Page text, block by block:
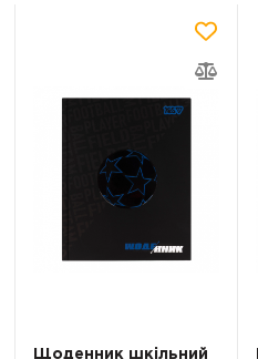
Щоденник шкільний